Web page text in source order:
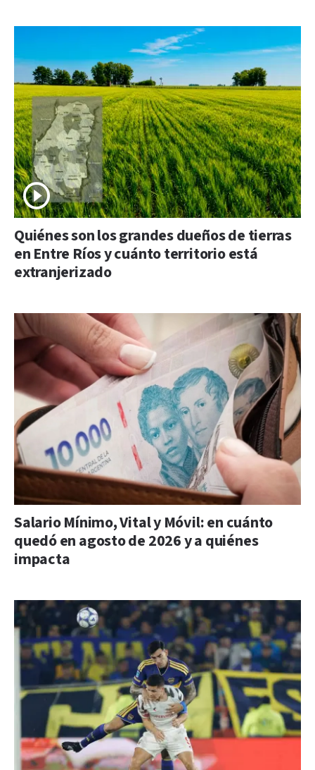
Quiénes son los grandes dueños de tierras
en Entre Ríos y cuánto territorio está
extranjerizado
Salario Mínimo, Vital y Móvil: en cuánto
quedó en agosto de 2026 y a quiénes
impacta